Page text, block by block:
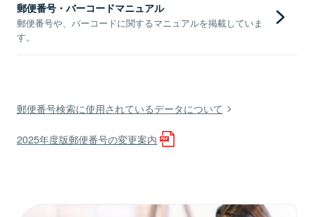
郵便番号・バーコードマニュアル
郵便番号や、バーコードに関するマニュアルを掲載していま
す。
郵便番号検索に使用されているデータについて
2025年度版郵便番号の変更案内